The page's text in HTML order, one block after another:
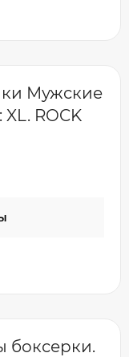
Мужские
ROCK
боксерки.